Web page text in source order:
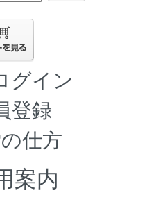
グイン
登録
仕方
案内